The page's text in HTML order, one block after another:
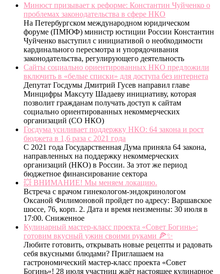
Минюст призывает к реформе: Константин Чуйченко о
проблемах законодательства в сфере НКО
На Петербургском международном юридическом
форуме (ПМЮФ) министр юстиции России Константин
Чуйченко выступил с инициативой о необходимости
кардинального пересмотра и упорядочивания
законодательства, регулирующего деятельность
Сайты социально ориентированных НКО предложили
включить в «белые списки» для доступа без интернета
Депутат Госдумы Дмитрий Гусев направил главе
Минцифры Максуту Шадаеву инициативу, которая
позволит гражданам получать доступ к сайтам
социально ориентированных некоммерческих
организаций (СО НКО)
Госдума усиливает поддержку НКО: 64 закона и рост
бюджета в 1,6 раза с 2021 года
С 2021 года Государственная Дума приняла 64 закона,
направленных на поддержку некоммерческих
организаций (НКО) в России. За этот же период
бюджетное финансирование сектора
💥 ВНИМАНИЕ! Мы меняем локацию.
Встреча с врачом гинекологом-эндокринологом
Оксаной Филимоновой пройдет по адресу: Варшавское
шоссе, 76, корп. 2. Дата и время неизменны: 30 июля в
17:00. Сниженное
Кулинарный мастер-класс проекта «Совет Богинь»:
готовим вкусный ужин своими руками 🍕✨
Любите готовить, открывать новые рецепты и радовать
себя вкусными блюдами? Приглашаем на
гастрономический мастер-класс проекта «Совет
Богинь»! 28 июля участниц ждёт настоящее кулинарное